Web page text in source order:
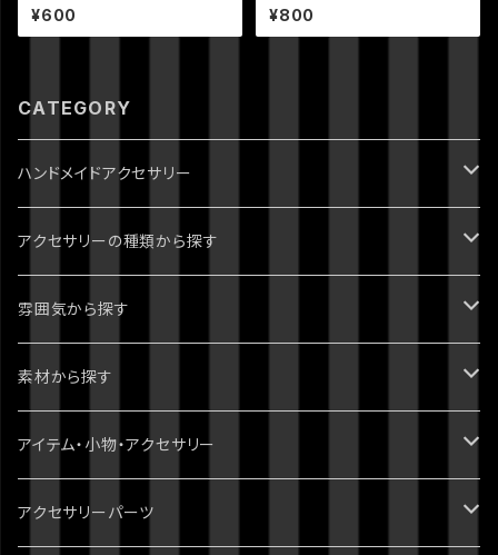
ス
¥600
然石ストラップ
¥800
CATEGORY
ハンドメイドアクセサリー
ジョジョの奇妙な冒険
1部 ファントムブラッド
2部 戦闘潮流
進撃の巨人
ダンガンロンパ
無印
スーパーダンガンロンパ2
ツイステッドワンダーランド
刀剣乱舞
アクセサリーの種類から探す
ピアス・イヤリング
ブレスレット
指輪・リング
イヤーカフ・イヤーフック
雰囲気から探す
パンク・ゴシック・ロック・かっこいい
病みかわいい
ポップ・かわいい
素材から探す
天然石
スワロフスキー
アイテム・小物・アクセサリー
ミニチュア・ドールハウス
アクセサリーパーツ